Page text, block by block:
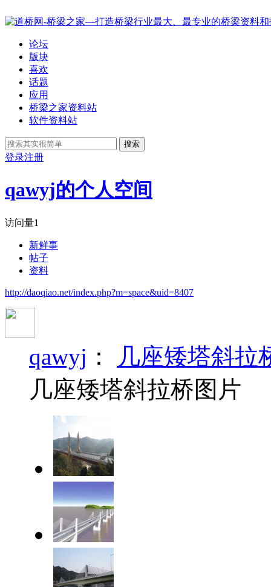
论坛
版块
喜欢
话题
应用
桥梁之家资料站
软件资料站
搜索
登录注册
qawyj的个人空间
访问量1
新鲜事
帖子
资料
http://daoqiao.net/index.php?m=space&uid=8407
qawyj ：
几座矮塔斜拉
几座矮塔斜拉桥图片